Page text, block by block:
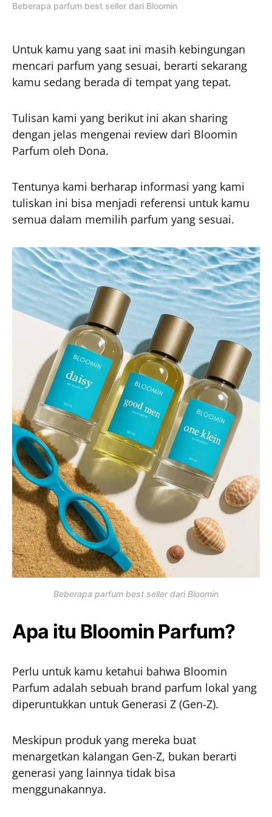
Beberapa parfum best seller dari Bloomin
Untuk kamu yang saat ini masih kebingungan
mencari parfum yang sesuai, berarti sekarang
kamu sedang berada di tempat yang tepat.
Tulisan kami yang berikut ini akan sharing
dengan jelas mengenai review dari Bloomin
Parfum oleh Dona.
Tentunya kami berharap informasi yang kami
tuliskan ini bisa menjadi referensi untuk kamu
semua dalam memilih parfum yang sesuai.
Beberapa parfum best seller dari Bloomin
Apa itu Bloomin Parfum?
Perlu untuk kamu ketahui bahwa Bloomin
Parfum adalah sebuah brand parfum lokal yang
diperuntukkan untuk Generasi Z (Gen-Z).
Meskipun produk yang mereka buat
menargetkan kalangan Gen-Z, bukan berarti
generasi yang lainnya tidak bisa
menggunakannya.